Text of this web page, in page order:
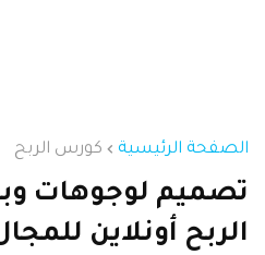
الصفحة الرئيسية كورس الربح
تصميم لوجوهات
الربح أونلاين